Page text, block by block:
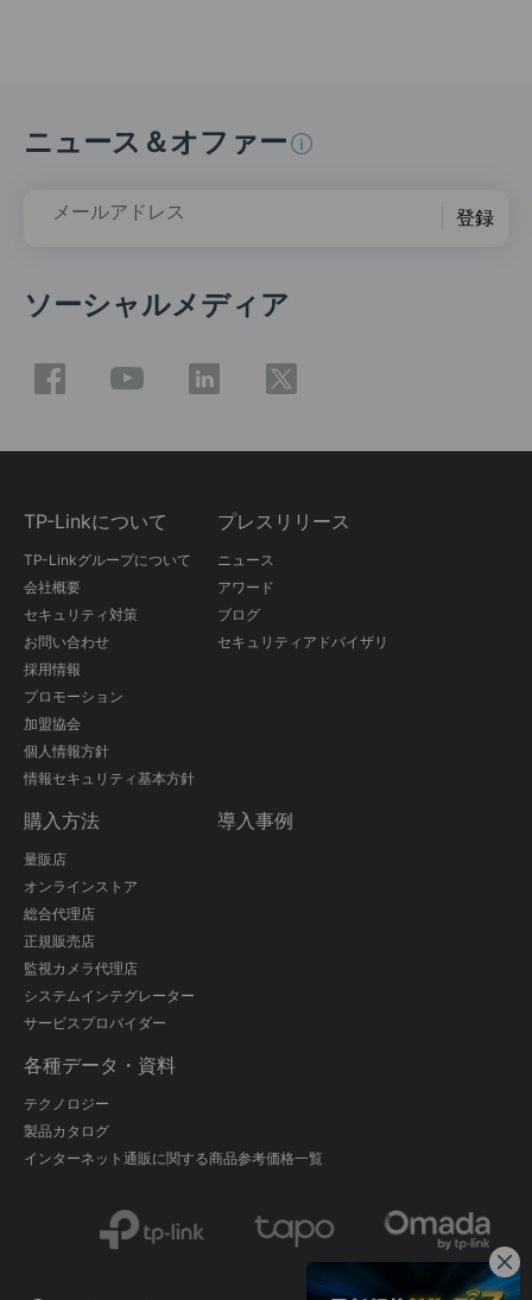
ニュース＆オファー
メールアドレス 登録
ソーシャルメディア
TP-Linkについて
TP-Linkグループについて
会社概要
セキュリティ対策
お問い合わせ
採用情報
プロモーション
加盟協会
個人情報方針
情報セキュリティ基本方針
プレスリリース
ニュース
アワード
ブログ
セキュリティアドバイザリ
購入方法
量販店
オンラインストア
総合代理店
正規販売店
監視カメラ代理店
システムインテグレーター
サービスプロバイダー
導入事例
各種データ・資料
テクノロジー
製品カタログ
インターネット通販に関する商品参考価格一覧